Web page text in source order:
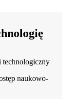
technologiczny
naukowo-